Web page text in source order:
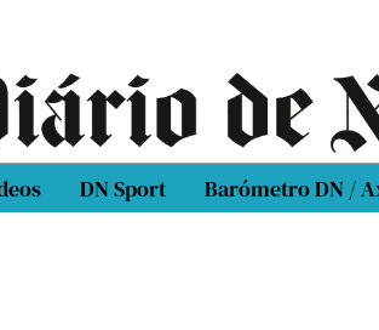
DN Sport Barómetro DN /